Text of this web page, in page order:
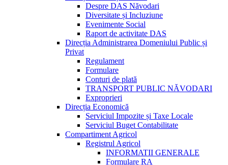
Despre DAS Năvodari
Diversitate și Incluziune
Evenimente Social
Raport de activitate DAS
Direcția Administrarea Domeniului Public și
Privat
Regulament
Formulare
Conturi de plată
TRANSPORT PUBLIC NĂVODARI
Exproprieri
Direcția Economică
Serviciul Impozite și Taxe Locale
Serviciul Buget Contabilitate
Compartiment Agricol
Registrul Agricol
INFORMATII GENERALE
Formulare RA